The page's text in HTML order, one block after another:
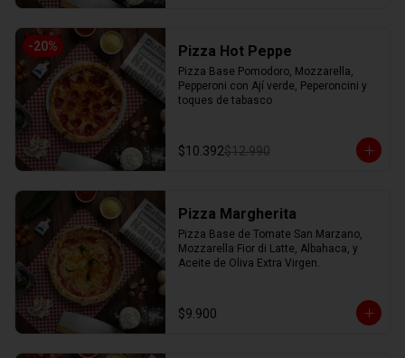
-20% Pizza Hot Peppe
Pizza Base Pomodoro, Mozzarella,
Pepperoni con Ají verde, Peperoncini y
toques de tabasco
$10.392$12.990
Pizza Margherita
Pizza Base de Tomate San Marzano,
Mozzarella Fior di Latte, Albahaca, y
Aceite de Oliva Extra Virgen.
$9.900